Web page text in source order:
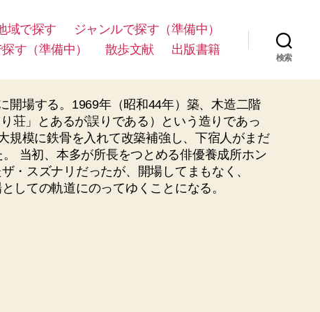
域で探す
ジャンルで探す（準備中）
す（準備中）
散歩文献 出版書籍
検索
場する。1969年（昭和44年）築、木造二階
荘」とあるが誤りである）という造りであっ
規模に鉄骨を入れて改築補強し、下宿人がまだ
当初、本多が所長をつとめる俳優養成所ホン
・スズナリだったが、開場してまもなく、
しての軌道にのってゆくことになる。